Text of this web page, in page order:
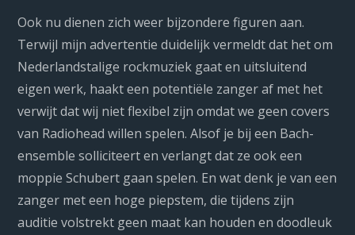
Ook nu dienen zich weer bijzondere figuren aan.
Terwijl mijn advertentie duidelijk vermeldt dat het om
Nederlandstalige rockmuziek gaat en uitsluitend
eigen werk, haakt een potentiële zanger af met het
verwijt dat wij niet flexibel zijn omdat we geen covers
van Radiohead willen spelen. Alsof je bij een Bach-
ensemble solliciteert en verlangt dat ze ook een
moppie Schubert gaan spelen. En wat denk je van een
zanger met een hoge piepstem, die tijdens zijn
auditie volstrekt geen maat kan houden en doodleuk